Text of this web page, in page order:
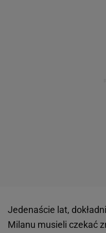
Jedenaście lat,
Milanu musieli czekać